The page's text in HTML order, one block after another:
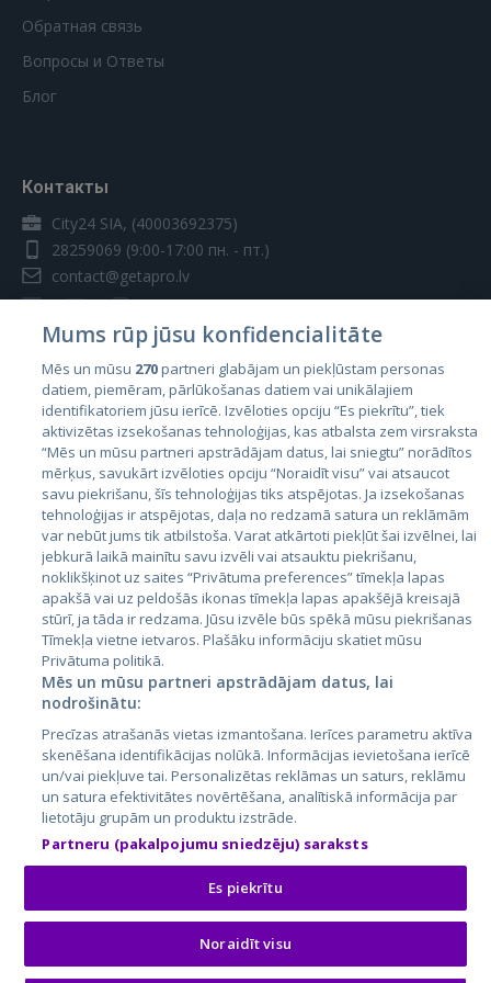
Обратная связь
Вопросы и Ответы
Блог
Контакты
City24 SIA, (40003692375)
28259069 (9:00-17:00 пн. - пт.)
contact@getapro.lv
Страны
Эстония
Латвия
Литва
City24.lv
City24.ee
GetaPro.lv
GetaPro.ee
Skelbiu.lt
Autoplius.lt
Aruodas.lt
Kainos.lt
Paslaugos.lt
auto24.ee
KV.ee
Osta.ee
KuldneBörs.ee
Mums rūp jūsu konfidencialitāte
Mēs un mūsu 270partneri glabājam un piekļūstam personas
datiem, piemēram, pārlūkošanas datiem vai unikālajiem
identifikatoriem jūsu ierīcē. Izvēloties opciju “Es piekrītu”, tiek
aktivizētas izsekošanas tehnoloģijas, kas atbalsta zem virsraksta
“Mēs un mūsu partneri apstrādājam datus, lai sniegtu” norādītos
mērķus, savukārt izvēloties opciju “Noraidīt visu” vai atsaucot
savu piekrišanu, šīs tehnoloģijas tiks atspējotas. Ja izsekošanas
tehnoloģijas ir atspējotas, daļa no redzamā satura un reklāmām
var nebūt jums tik atbilstoša. Varat atkārtoti piekļūt šai izvēlnei, lai
jebkurā laikā mainītu savu izvēli vai atsauktu piekrišanu,
noklikšķinot uz saites “Privātuma preferences” tīmekļa lapas
apakšā vai uz peldošās ikonas tīmekļa lapas apakšējā kreisajā
stūrī, ja tāda ir redzama. Jūsu izvēle būs spēkā mūsu piekrišanas
Tīmekļa vietne ietvaros. Plašāku informāciju skatiet mūsu
Privātuma politikā.
Mēs un mūsu partneri apstrādājam datus, lai
nodrošinātu:
Precīzas atrašanās vietas izmantošana. Ierīces parametru aktīva
skenēšana identifikācijas nolūkā. Informācijas ievietošana ierīcē
un/vai piekļuve tai. Personalizētas reklāmas un saturs, reklāmu
un satura efektivitātes novērtēšana, analītiskā informācija par
lietotāju grupām un produktu izstrāde.
Partneru (pakalpojumu sniedzēju) saraksts
Es piekrītu
Noraidīt visu